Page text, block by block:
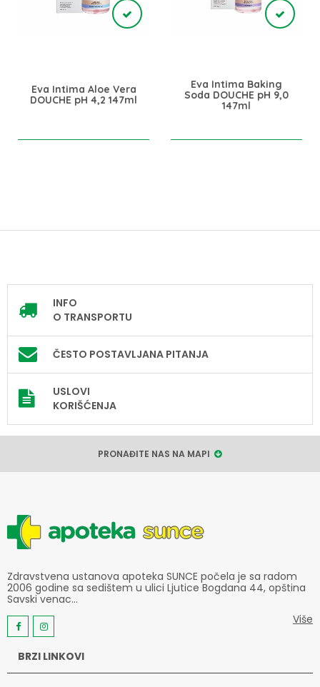
Eva Intima Aloe Vera
DOUCHE pH 4,2 147ml
Eva Intima Baking
Soda DOUCHE pH 9,0
147ml
INFO
O TRANSPORTU
ČESTO POSTAVLJANA PITANJA
USLOVI
KORIŠĆENJA
PRONAĐITE NAS NA MAPI
Zdravstvena ustanova apoteka SUNCE počela je sa radom
2006 godine sa sedištem u ulici Ljutice Bogdana 44, opština
Savski venac...
Više
BRZI LINKOVI